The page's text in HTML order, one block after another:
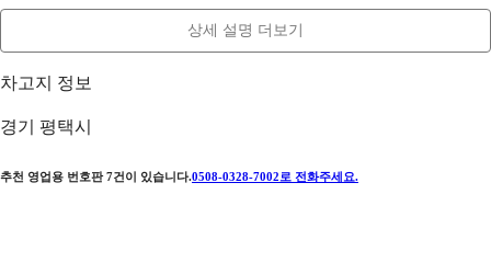
상세 설명 더보기
차고지 정보
경기 평택시
추천 영업용 번호판 7건이 있습니다.0508-0328-7002 로 전화주세요.